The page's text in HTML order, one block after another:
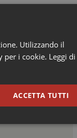
città da
Utilizzando il
per i cookie. Leggi di
ACCETTA TUTTI
Marketing